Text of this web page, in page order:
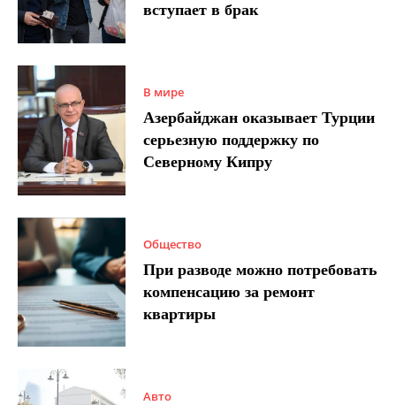
вступает в брак
В мире
Азербайджан оказывает Турции
серьезную поддержку по
Северному Кипру
Общество
При разводе можно потребовать
компенсацию за ремонт
квартиры
Авто